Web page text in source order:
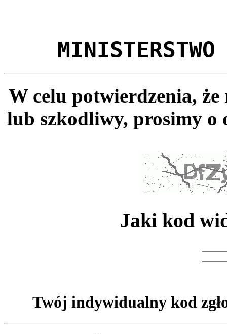
MINISTERSTWO
W celu potwierdzenia,
lub szkodliwy, prosimy o
Jaki kod
Twój indywidualny kod